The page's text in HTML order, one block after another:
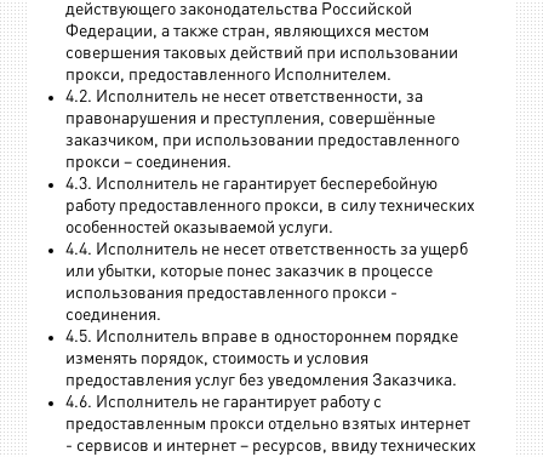
действующего законодательства Российской
Федерации, а также стран, являющихся местом
совершения таковых действий при использовании
прокси, предоставленного Исполнителем.
4.2. Исполнитель не несет ответственности, за
правонарушения и преступления, совершённые
заказчиком, при использовании предоставленного
прокси – соединения.
4.3. Исполнитель не гарантирует бесперебойную
работу предоставленного прокси, в силу технических
особенностей оказываемой услуги.
4.4. Исполнитель не несет ответственность за ущерб
или убытки, которые понес заказчик в процессе
использования предоставленного прокси -
соединения.
4.5. Исполнитель вправе в одностороннем порядке
изменять порядок, стоимость и условия
предоставления услуг без уведомления Заказчика.
4.6. Исполнитель не гарантирует работу с
предоставленным прокси отдельно взятых интернет
- сервисов и интернет – ресурсов, ввиду технических